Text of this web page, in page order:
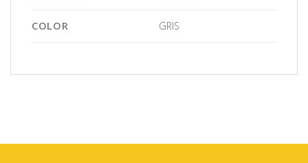
COLOR GRIS